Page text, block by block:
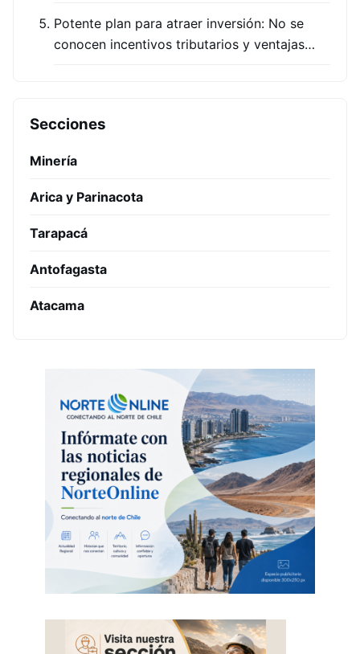
Potente plan para atraer inversión: No se
conocen incentivos tributarios y ventajas…
Secciones
Minería
Arica y Parinacota
Tarapacá
Antofagasta
Atacama